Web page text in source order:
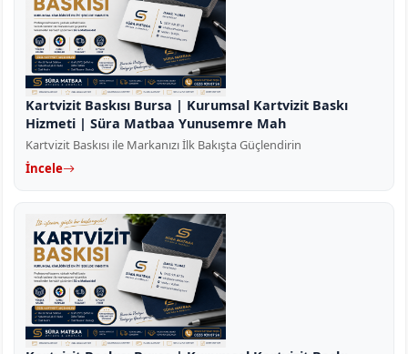
Kartvizit Baskısı Bursa | Kurumsal Kartvizit Baskı
Hizmeti | Süra Matbaa Yunusemre Mah
Kartvizit Baskısı ile Markanızı İlk Bakışta Güçlendirin
İncele